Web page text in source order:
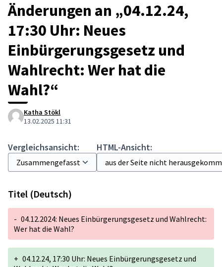
Änderungen an „04.12.24,
17:30 Uhr: Neues
Einbürgerungsgesetz und
Wahlrecht: Wer hat die
Wahl?“
Katha Stökl
13.02.2025 11:31
Vergleichsansicht: HTML-Ansicht:
Titel (Deutsch)
- 04.12.2024: Neues Einbürgerungsgesetz und Wahlrecht:
Wer hat die Wahl?
+ 04.12.24, 17:30 Uhr: Neues Einbürgerungsgesetz und